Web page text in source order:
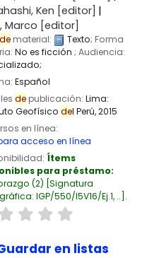
Ken [editor]
, Marco [editor]
dematerial: Texto; Forma
No es ficción ; Audiencia:
Español
depublicación: Lima:
Geofísico del Perú,2015
en línea:
acceso en línea
Ítems
para préstamo:
(2) Signatura
IGP/550/I5V16/Ej.1, .. .
en listas